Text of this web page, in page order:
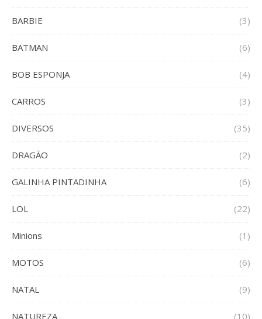
BARBIE (3)
BATMAN (6)
BOB ESPONJA (4)
CARROS (3)
DIVERSOS (35)
DRAGÃO (2)
GALINHA PINTADINHA (6)
LOL (22)
Minions (1)
MOTOS (6)
NATAL (9)
NATUREZA (10)